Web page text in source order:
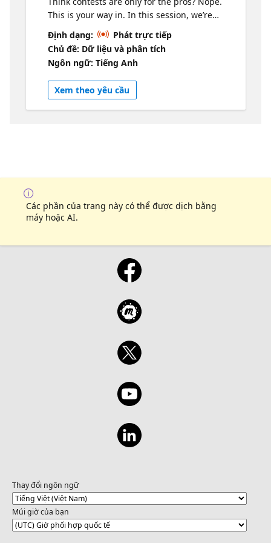
This is your way in. In this session, we’re
breaking down how beginner-friendly
contests can actually be one of the best ways
to learn Microsoft Fabric, Power BI, SQL and
AI. No huge time commitment, no pressure
to be perfect. Just small, real challenges that
get you building, experimenting, and picking
up new skills fast. You’ll see how to turn “I’m
something. Best case… you surprise yourself.
Định dạng:
Phát trực tiếp
Chủ đề: Dữ liệu và phân tích
Ngôn ngữ: Tiếng Anh
Xem theo yêu cầu
Các phần của trang này có thể được dịch bằng
máy hoặc AI.
Thay đổi ngôn ngữ
Múi giờ của bạn